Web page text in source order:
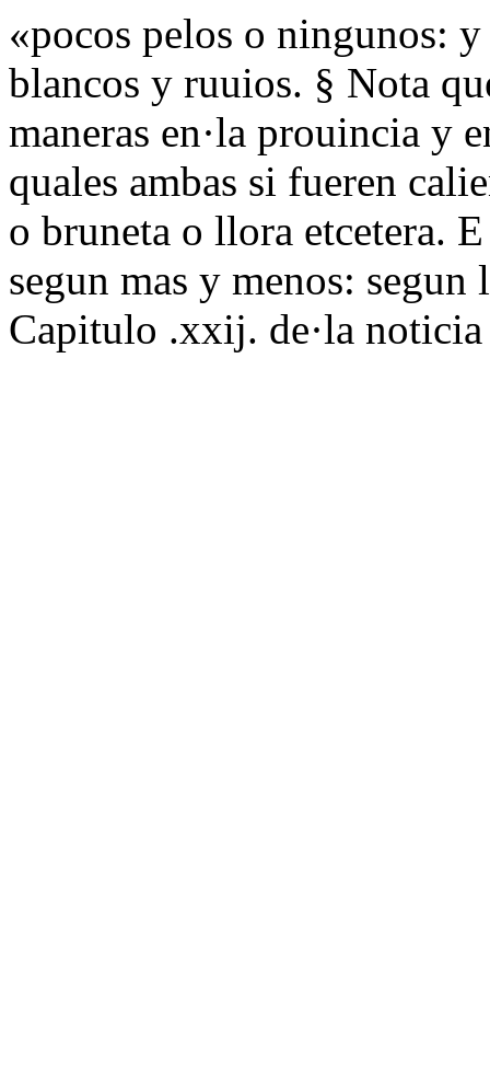
«pocos pelos o ningunos:
blancos y ruuios. § Nota
maneras en·la prouincia y
quales ambas si fueren
o bruneta o llora etcetera.
segun mas y menos:
Capitulo .xxij. de·la noticia